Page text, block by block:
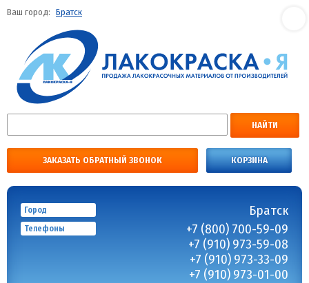
Ваш город: Братск
НАЙТИ
ЗАКАЗАТЬ ОБРАТНЫЙ ЗВОНОК КОРЗИНА
Город Братск
Телефоны
+7 (800) 700-59-09
+7 (910) 973-59-08
+7 (910) 973-33-09
+7 (910) 973-01-00